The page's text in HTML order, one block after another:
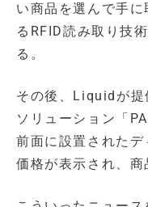
い商品を選んで手
るRFID読み取り技
る。
その後、Liquidが提
ソリューション「
前面に設置された
価格が表示され、商